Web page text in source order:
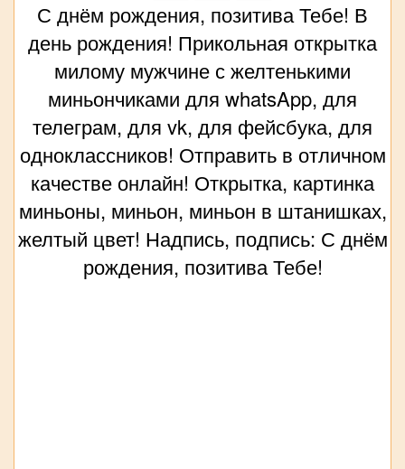
С днём рождения, позитива Тебе! В
день рождения! Прикольная открытка
милому мужчине с желтенькими
миньончиками для whatsApp, для
телеграм, для vk, для фейсбука, для
одноклассников! Отправить в отличном
качестве онлайн! Открытка, картинка
миньоны, миньон, миньон в штанишках,
желтый цвет! Надпись, подпись: С днём
рождения, позитива Тебе!